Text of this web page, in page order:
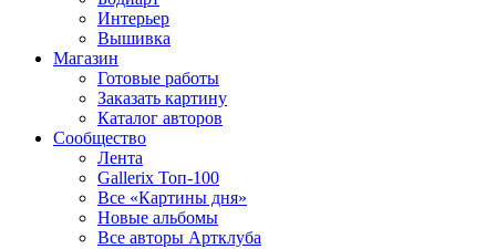
Интерьер
Вышивка
Магазин
Готовые работы
Заказать картину
Каталог авторов
Сообщество
Лента
Gallerix Топ-100
Все «Картины дня»
Новые альбомы
Все авторы Артклуба